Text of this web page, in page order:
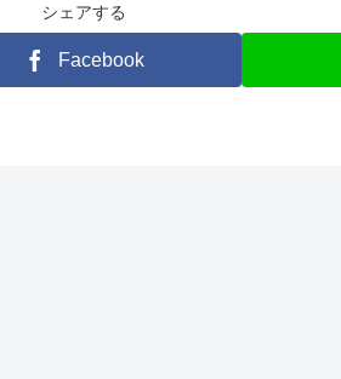
シェアする
Facebook